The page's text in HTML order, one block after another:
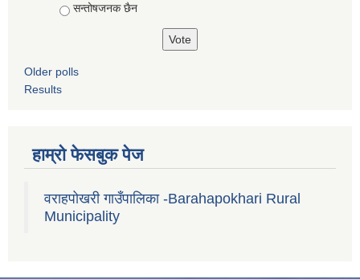
सन्तोषजनक छैन
Older polls
Results
हाम्रो फेसबुक पेज
वराहपोखरी गाउँपालिका -Barahapokhari Rural
Municipality